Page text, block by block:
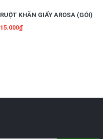
RUỘT KHĂN GIẤY AROSA (GÓI)
15.000₫